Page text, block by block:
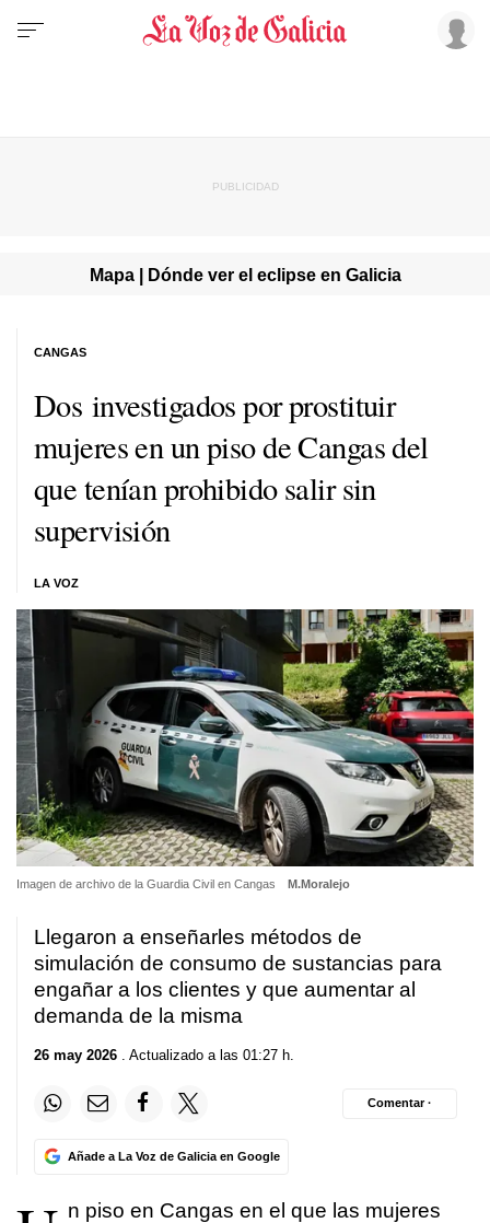
Mapa | Dónde ver el eclipse en Galicia
Dos investigados por prostituir
mujeres en un piso de Cangas del
que tenían prohibido salir sin
supervisión
LA VOZ
CANGAS
Imagen de archivo de la Guardia Civil en Cangas M.Moralejo
Llegaron a enseñarles métodos de
simulación de consumo de sustancias para
engañar a los clientes y que aumentar al
demanda de la misma
26 may 2026 . Actualizado a las 01:27 h.
Añade a La Voz de Galicia en Google
Comentar ·
n piso en Cangas en el que las mujeres